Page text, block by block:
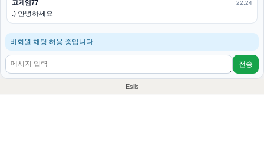
고게임77 22:24
:) 안녕하세요
비회원 채팅 허용 중입니다.
전송
Esils